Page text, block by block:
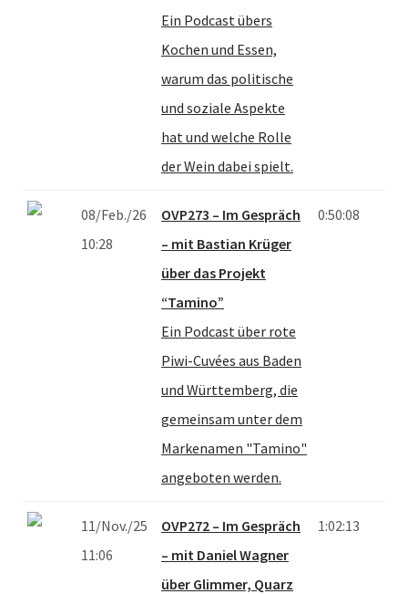
Ein Podcast übers
Kochen und Essen,
warum das politische
und soziale Aspekte
hat und welche Rolle
der Wein dabei spielt.
08/Feb./26
10:28
OVP273 – Im Gespräch
– mit Bastian Krüger
über das Projekt
“Tamino”
Ein Podcast über rote
Piwi-Cuvées aus Baden
und Württemberg, die
gemeinsam unter dem
Markenamen "Tamino"
angeboten werden.
0:50:08
11/Nov./25
11:06
OVP272 – Im Gespräch
– mit Daniel Wagner
über Glimmer, Quarz
1:02:13